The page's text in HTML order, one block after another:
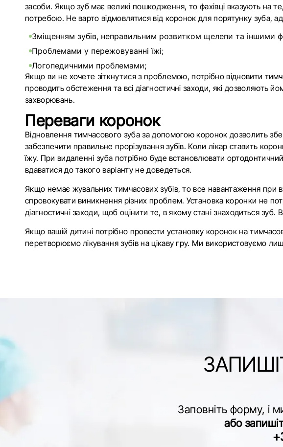
засоби. Якщо зуб має великі пошкодження, то фахівці вказують на
потребою. Не варто відмовлятися від коронок для порятунку зуба,
Зміщенням зубів, неправильним розвитком щелепи та
Проблемами у пережовуванні їжі;
Логопедичними проблемами;
Якщо ви не хочете зіткнутися з проблемою, потрібно відновити
проводить обстеження та всі діагностичні заходи, які дозволяють
захворювань.
Переваги коронок
Відновлення тимчасового зуба за допомогою коронок дозволить
забезпечити правильне прорізування зубів. Коли лікар ставить
їжу. При видаленні зуба потрібно буде встановлювати
вдаватися до такого варіанту не доведеться.
Якщо немає жувальних тимчасових зубів, то все навантаження при
спровокувати виникнення різних проблем. Установка коронки не
діагностичні заходи, щоб оцінити те, в якому стані знаходиться
Якщо вашій дитині потрібно провести установку коронок на
перетворюємо лікування зубів на цікаву гру. Ми використовуємо
Заповніть форму, і
або